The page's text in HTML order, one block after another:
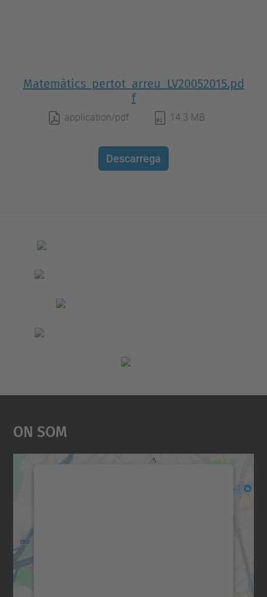
Matemàtics_pertot_arreu_LV20052015.pd
f
application/pdf 14.3 MB
Descarrega
On Som